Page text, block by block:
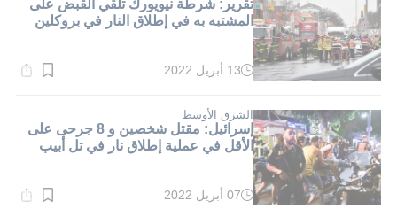
تقرير: شرطة نيويورك تلقي القبض على
المشتبه به في إطلاق النار في بروكلين
وقت
دقيقة.
13 أبريل 2022
الشرق الأوسط
إسرائيل: مقتل شخصين و 8 جرحى على
الأقل في عملية إطلاق نار في تل أبيب
وقت
07 أبريل 2022